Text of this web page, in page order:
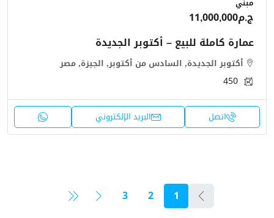
مبني
ج.م11,000,000
عمارة كاملة للبيع – أكتوبر الجديدة
أكتوبر الجديدة, السادس من أكتوبر, الجيزة, مصر
450
اتصل البريد الإلكتروني
1
2
3